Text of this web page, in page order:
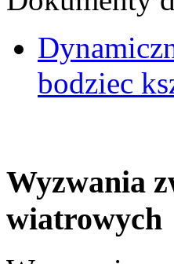
bodziec
Wyzwania
wiatrowych